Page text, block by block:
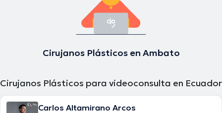
Cirujanos Plásticos en Ambato
Cirujanos Plásticos para videoconsulta en Ecuador
Carlos Altamirano Arcos